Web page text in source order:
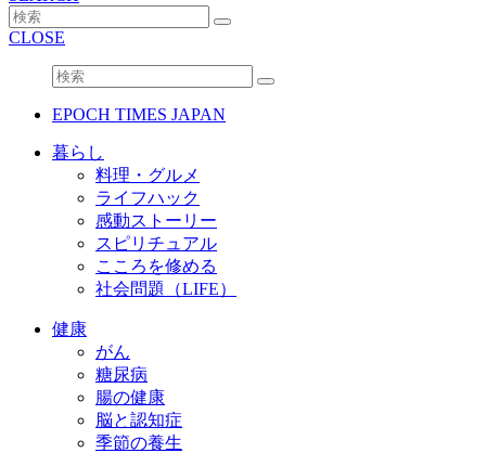
CLOSE
EPOCH TIMES JAPAN
暮らし
料理・グルメ
ライフハック
感動ストーリー
スピリチュアル
こころを修める
社会問題（LIFE）
健康
がん
糖尿病
腸の健康
脳と認知症
季節の養生